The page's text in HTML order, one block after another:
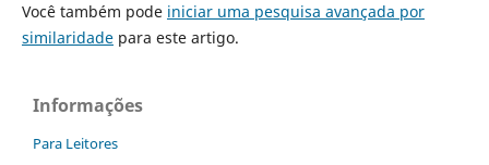
Você também pode iniciar uma pesquisa avançada por
similaridadepara este artigo.
Informações
Para Leitores